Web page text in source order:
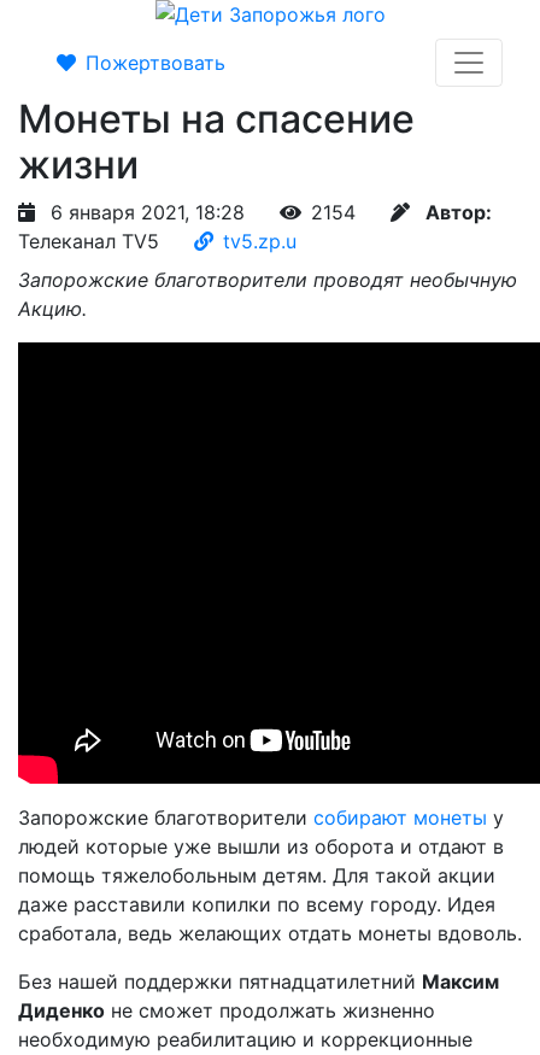
Пожертвовать
Монеты на спасение
жизни
6 января 2021, 18:28 2154
Автор:
Телеканал TV5
tv5.zp.u
Запорожские благотворители проводят необычную
Акцию.
Запорожские благотворители собирают монеты у
людей которые уже вышли из оборота и отдают в
помощь тяжелобольным детям. Для такой акции
даже расставили копилки по всему городу. Идея
сработала, ведь желающих отдать монеты вдоволь.
Без нашей поддержки пятнадцатилетний Максим
Диденко не сможет продолжать жизненно
необходимую реабилитацию и коррекционные